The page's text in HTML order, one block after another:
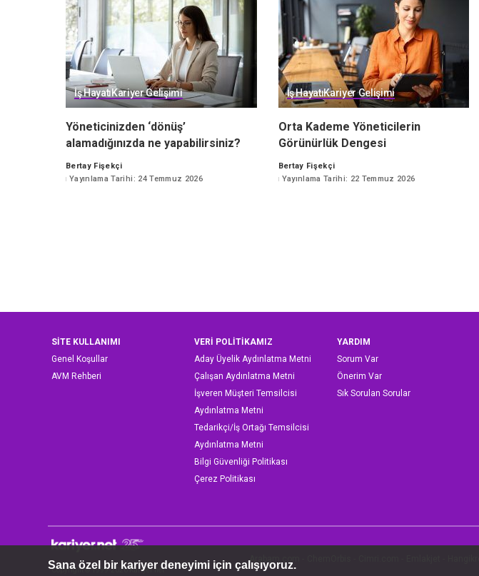
İş HayatıKariyer Gelişimi
Yöneticinizden ‘dönüş’
alamadığınızda ne yapabilirsiniz?
Posted
by
Bertay Fişekçi
Yayınlama Tarihi: 24 Temmuz 2026
İş HayatıKariyer Gelişimi
Orta Kademe Yöneticilerin
Görünürlük Dengesi
Posted
by
Bertay Fişekçi
Yayınlama Tarihi: 22 Temmuz 2026
SİTE KULLANIMI
Genel Koşullar
AVM Rehberi
VERİ POLİTİKAMIZ
Aday Üyelik Aydınlatma Metni
Çalışan Aydınlatma Metni
İşveren Müşteri Temsilcisi
Aydınlatma Metni
Tedarikçi/İş Ortağı Temsilcisi
Aydınlatma Metni
Bilgi Güvenliği Politikası
Çerez Politikası
YARDIM
Sorum Var
Önerim Var
Sık Sorulan Sorular
Copyright © 1999-2026 Kariyer.net
Arabam.com